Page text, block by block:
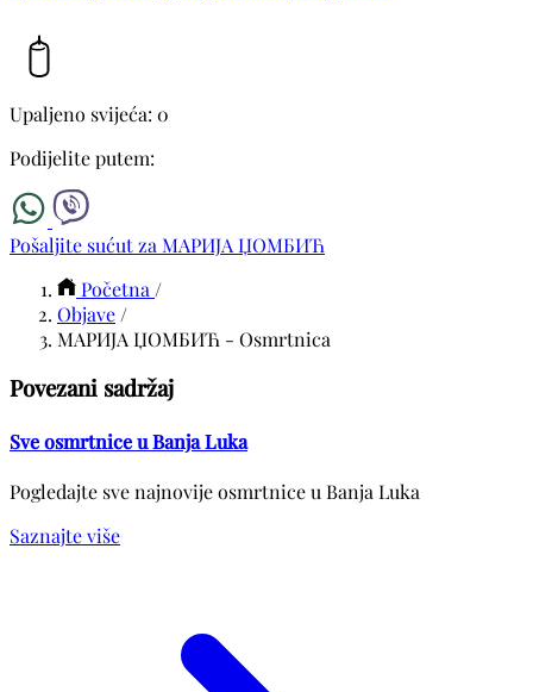
Upaljeno svijeća: 0
Podijelite putem:
Pošaljite sućut za МАРИЈА ЏОМБИЋ
Početna /
Objave /
МАРИЈА ЏОМБИЋ - Osmrtnica
Povezani sadržaj
Sve osmrtnice u Banja Luka
Pogledajte sve najnovije osmrtnice u Banja Luka
Saznajte više